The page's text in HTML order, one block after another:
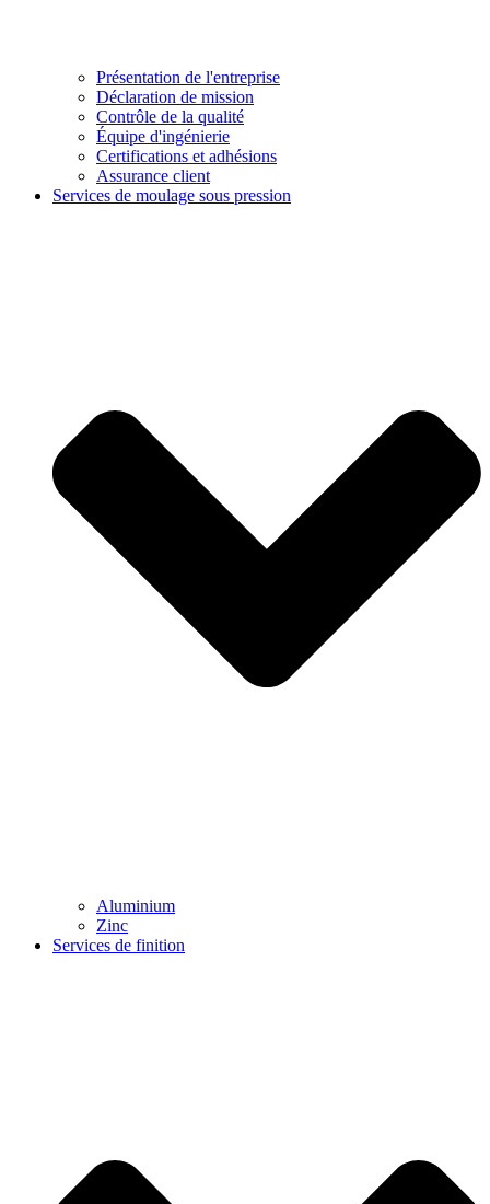
Présentation de l'entreprise
Déclaration de mission
Contrôle de la qualité
Équipe d'ingénierie
Certifications et adhésions
Assurance client
Services de moulage sous pression
Aluminium
Zinc
Services de finition